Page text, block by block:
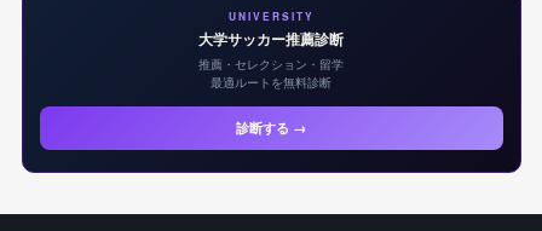
UNIVERSITY
大学サッカー推薦診断
推薦・セレクション・留学
最適ルートを無料診断
診断する →